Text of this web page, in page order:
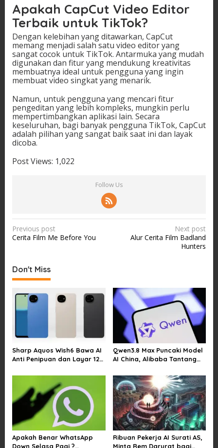
Apakah CapCut Video Editor
Terbaik untuk TikTok?
Dengan kelebihan yang ditawarkan, CapCut
memang menjadi salah satu video editor yang
sangat cocok untuk TikTok. Antarmuka yang mudah
digunakan dan fitur yang mendukung kreativitas
membuatnya ideal untuk pengguna yang ingin
membuat video singkat yang menarik.
Namun, untuk pengguna yang mencari fitur
pengeditan yang lebih kompleks, mungkin perlu
mempertimbangkan aplikasi lain. Secara
keseluruhan, bagi banyak pengguna TikTok, CapCut
adalah pilihan yang sangat baik saat ini dan layak
dicoba.
Post Views: 1,022
Follow Us
P
o
t
n
a
v
g
a
t
i
n
Previous post
Cerita Film Me Before You
Next post
Alur Cerita Film Badland
Hunters
Don't Miss
Sharp Aquos Wish6 Bawa AI
Anti Penipuan dan Layar 120
Qwen3.8 Max Puncaki Model
AI China, Alibaba Tantang
Apakah Benar WhatsApp
Down Selasa Pagi ?
Ribuan Pekerja AI Surati AS,
Minta Rem Darurat bagi